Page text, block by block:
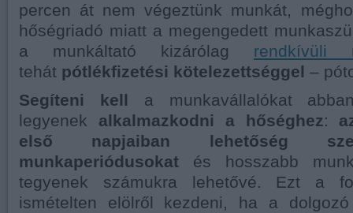
percen át nem végeztünk munkát,
hőségriadó miatt a megengedett
a munkáltató kizárólag rendkívüli
tehát pótlékfizetési kötelezettséggel –
Segíteni kell a munkavállalókat
legyenek alkalmazkodni a hőséghez:
első napjaiban lehetőség
munkaperiódusokat és hosszabb
tegyenek számukra lehetővé. Ezt a
ismételten elölről kezdeni, ha a